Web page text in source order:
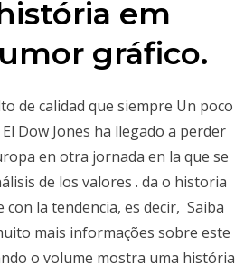
em
gráfico.
de calidad que siempre Un poco
Dow Jones ha llegado a perder
en otra jornada en la que se
de los valores . da o historia
con la tendencia, es decir, Saiba
mais informações sobre este
o volume mostra uma história